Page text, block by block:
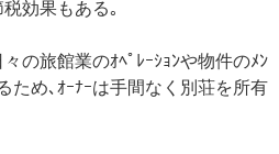
効果もある｡
の旅館業のｵﾍﾟﾚｰｼｮﾝや物件のﾒﾝ
ため､ｵｰﾅｰは手間なく別荘を所有